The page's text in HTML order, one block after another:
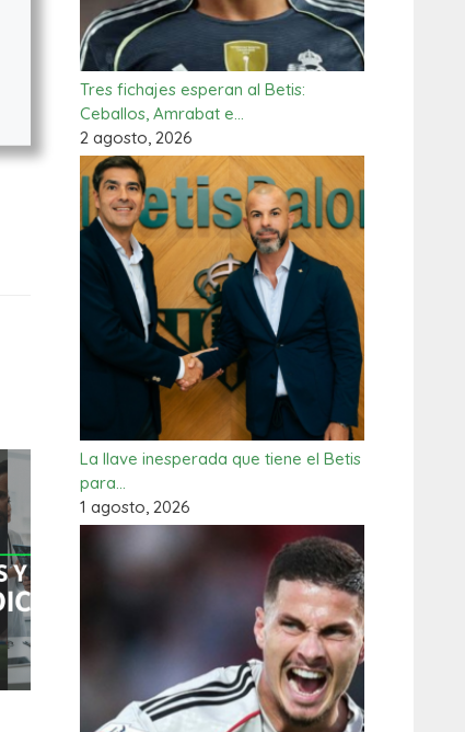
Tres fichajes esperan al Betis:
Ceballos, Amrabat e…
2 agosto, 2026
La llave inesperada que tiene el Betis
para…
1 agosto, 2026